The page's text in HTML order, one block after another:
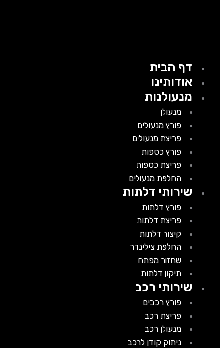
דף הבית
אודותינו
מנעולנות
מנעולן
פורץ מנעולים
פריצת מנעולים
פורץ כספות
פריצת כספות
החלפת מנעולים
שירותי דלתות
פורץ דלתות
פריצת דלתות
קיצור דלתות
החלפת צילינדר
שחזור מפתח
תיקון דלתות
שירותי רכב
פורץ רכבים
פריצת רכב
מנעולן רכב
ניתוק קודן לרכב